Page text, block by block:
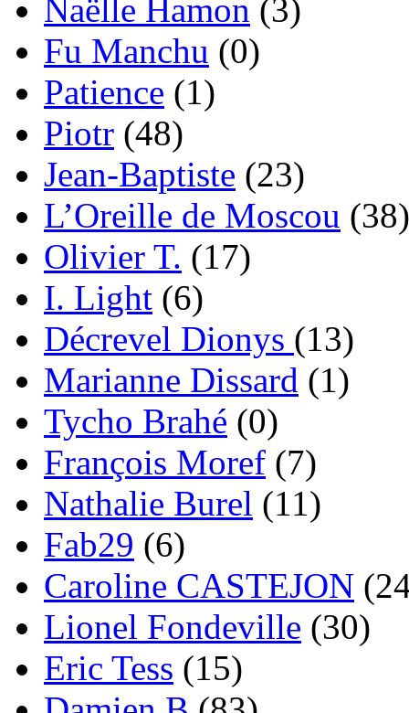
Naëlle Hamon (3)
Fu Manchu (0)
Patience (1)
Piotr (48)
Jean-Baptiste (23)
L’Oreille de Moscou (38)
Olivier T. (17)
I. Light (6)
Décrevel Dionys (13)
Marianne Dissard (1)
Tycho Brahé (0)
François Moref (7)
Nathalie Burel (11)
Fab29 (6)
Caroline CASTEJON
Lionel Fondeville (30)
Eric Tess (15)